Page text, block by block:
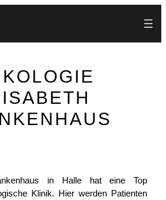
in Halle hat eine Top
Klinik. Hier werden Patienten